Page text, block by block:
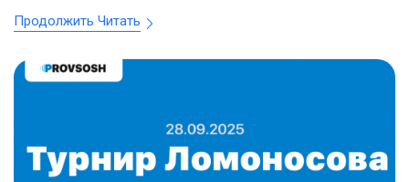
Продолжить Читать